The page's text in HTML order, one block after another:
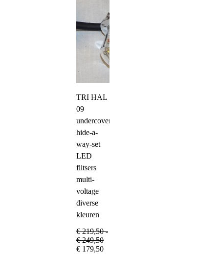
TRI HAL
09
undercover
hide-a-
way-set
LED
flitsers
multi-
voltage
diverse
kleuren
€219,50 -
€249,50Prijsklasse:
€ 219,50
€ 179,50